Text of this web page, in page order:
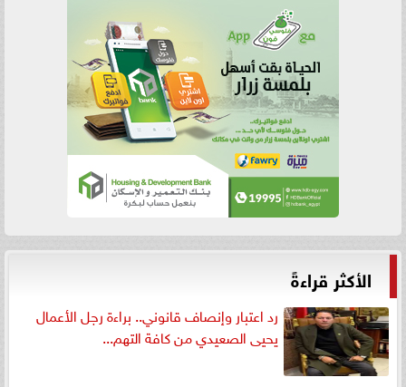
الأكثر قراءةً
رد اعتبار وإنصاف قانوني.. براءة رجل الأعمال
يحيى الصعيدي من كافة التهم...